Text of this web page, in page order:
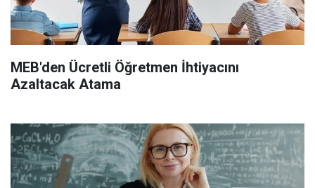
MEB'den Ücretli Öğretmen İhtiyacını
Azaltacak Atama